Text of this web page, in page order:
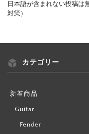
日本語が含まれない投稿は
対策）
カテゴリー
新着商品
Guitar
Fender